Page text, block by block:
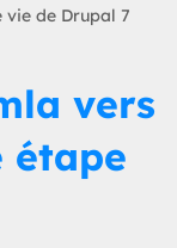
vie de Drupal 7
vers
étape